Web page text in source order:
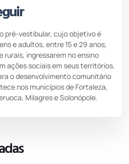
pré-vestibular, cujo objetivo é
e adultos, entre 15 e 29 anos,
rurais, ingressarem no ensino
ações sociais em seus territórios,
o desenvolvimento comunitário
nos municípios de Fortaleza,
Milagres e Solonópole.